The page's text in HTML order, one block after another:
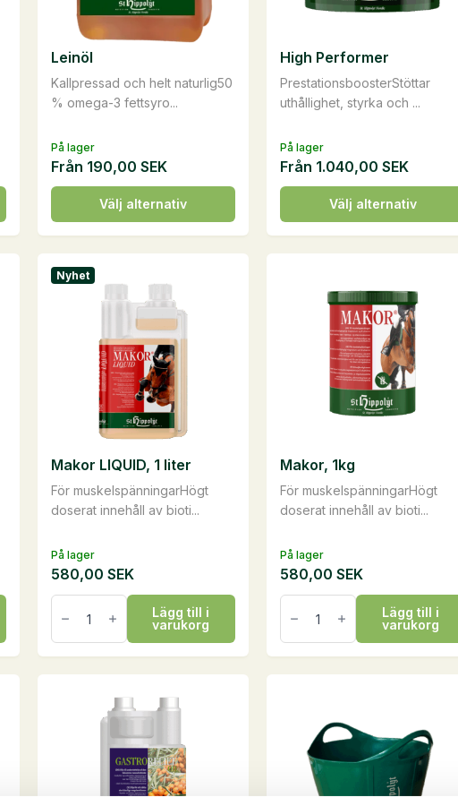
väljas
produktsidan
väljas
produktsidan
På lager
Kallpressad och helt naturlig50
% omega-3 fettsyro...
Leinöl
Från 190,00 SEK
Välj alternativ
Den
här
produkten
har
flera
alternativen
produktsidan
På lager
PrestationsboosterStöttar
uthållighet, styrka och ...
High Performer
Från 1.040,00SEK
Välj alternativ
Den
här
produkten
varianter.
alternativen
produktsidan
På lager
Nyhet
För muskelspänningarHögt
doserat innehåll av bioti...
Makor LIQUID, 1 liter
580,00 SEK
Makor
LIQUID,
liter
mängd
Lägg till i
varukorg
På lager
För muskelspänningarHögt
doserat innehåll av bioti...
Makor, 1kg
580,00SEK
Makor,
1kg
mängd
Lägg till i
varukorg